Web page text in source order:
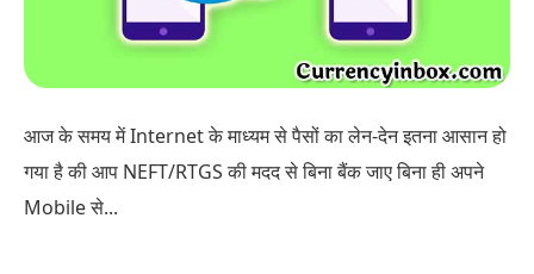
आज के समय में Internet के माध्यम से पैसों का लेन-देन इतना आसान हो
गया है की आप NEFT/RTGS की मदद से बिना बैंक जाए बिना ही अपने
Mobile से...